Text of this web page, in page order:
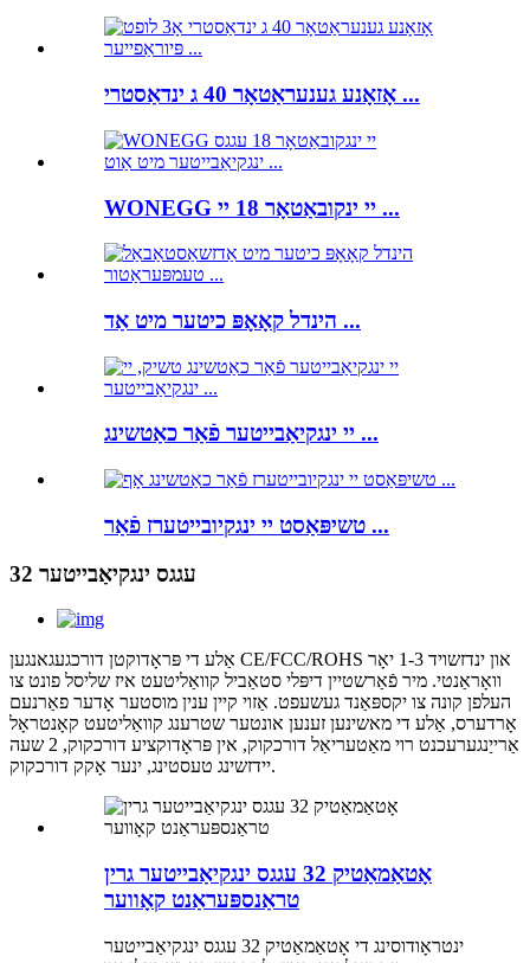
אָזאָנע גענעראַטאָר 40 ג ינדאַסטרי ...
WONEGG יי ינקובאַטאָר 18 יי ...
הינדל קאָאָפּ כיטער מיט אַד ...
יי ינגקיאַבייטער פֿאַר כאַטשינג ...
טשיפּאַסט יי ינגקיובייטערז פֿאַר ...
32 עגגס ינגקיאַבייטער
אַלע די פּראָדוקטן דורכגעגאנגען CE/FCC/ROHS און ינדזשויד 1-3 יאָר
וואָראַנטי. מיר פֿאַרשטיין דיפּלי סטאַביל קוואַליטעט איז שליסל פונט צו
העלפן קונה צו יקספּאַנד געשעפט. אַזוי קיין ענין מוסטער אָדער פאַרנעם
אָרדערס, אַלע די מאשינען זענען אונטער שטרענג קוואַליטעט קאָנטראָל
אַרייַנגערעכנט רוי מאַטעריאַל דורכקוק, אין פּראָדוקציע דורכקוק, 2 שעה
יידזשינג טעסטינג, ינער אָקק דורכקוק.
אָטאַמאַטיק 32 עגגס ינגקיאַבייטער גרין
טראַנספּעראַנט קאָווער
ינטראָודוסינג די אָטאַמאַטיק 32 עגגס ינגקיאַבייטער